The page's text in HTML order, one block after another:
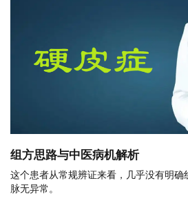
组方思路与中医病机解析
这个患者从常规辨证来看，几乎没有明
脉无异常。